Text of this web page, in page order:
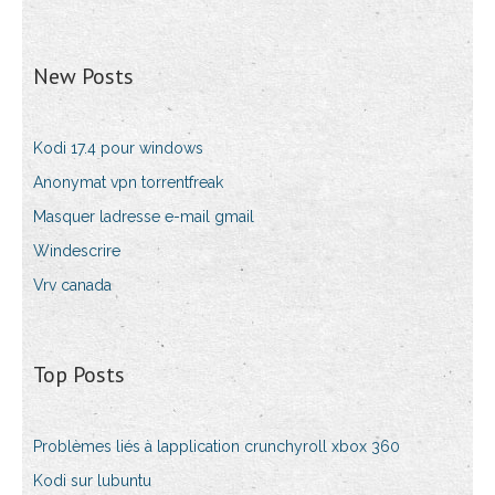
New Posts
Kodi 17.4 pour windows
Anonymat vpn torrentfreak
Masquer ladresse e-mail gmail
Windescrire
Vrv canada
Top Posts
Problèmes liés à lapplication crunchyroll xbox 360
Kodi sur lubuntu